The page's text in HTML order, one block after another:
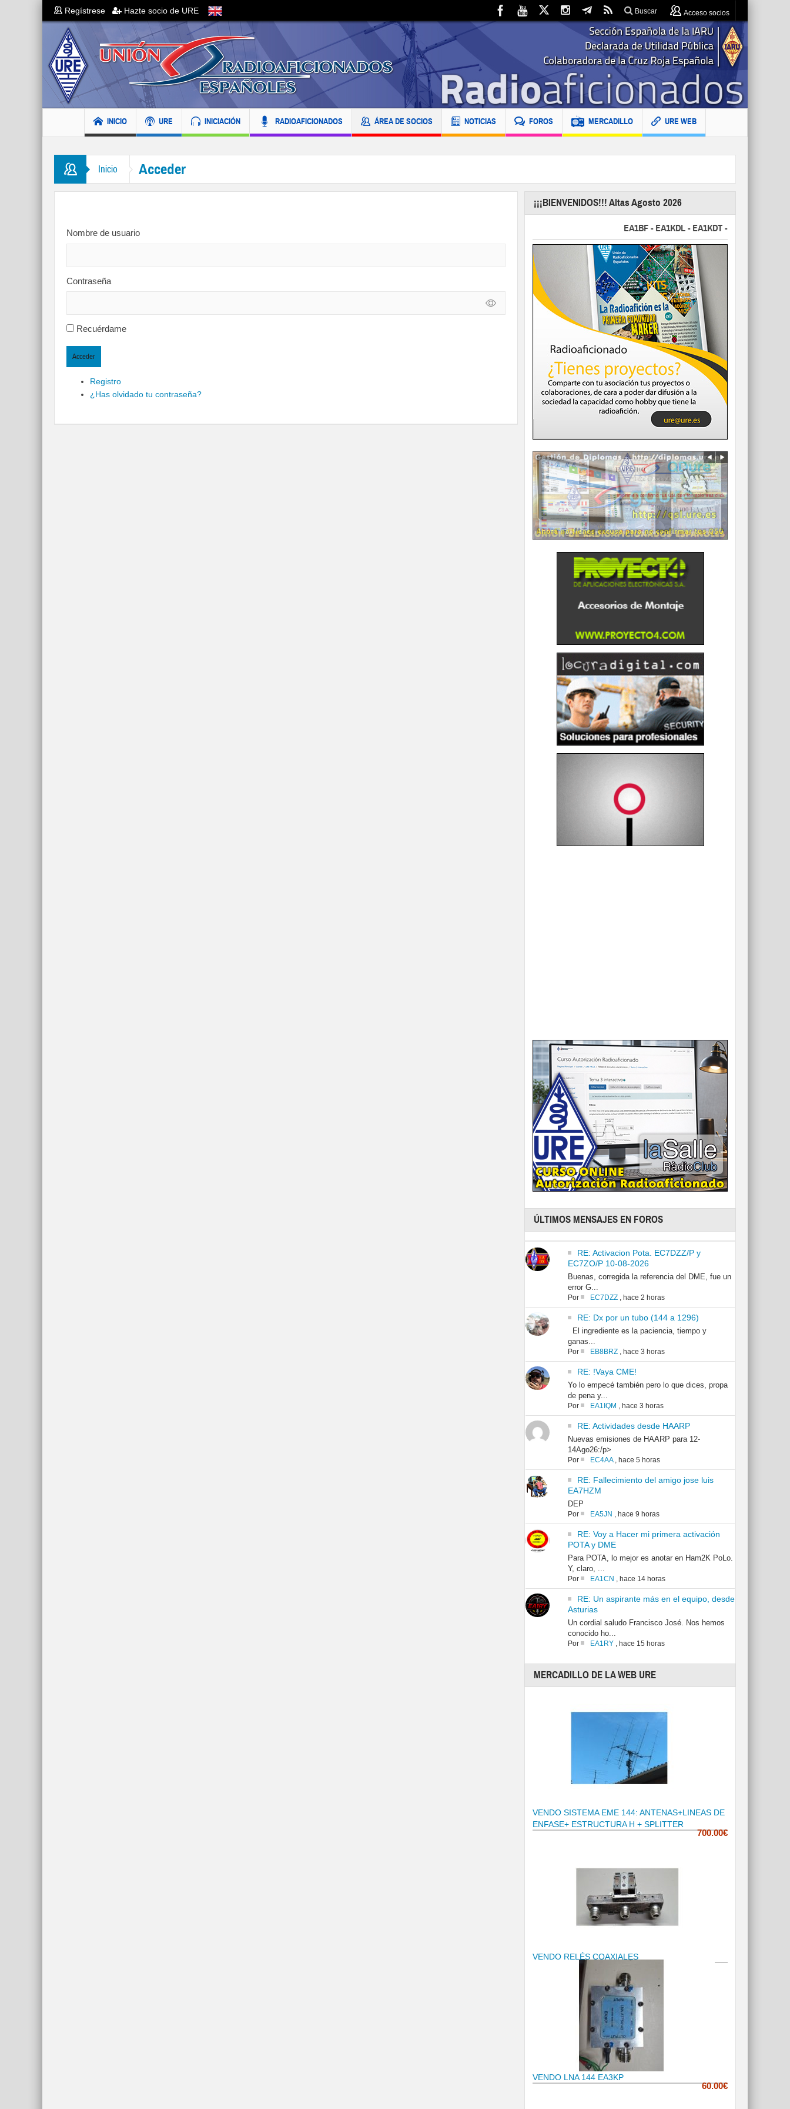
Regístrese Hazte socio de URE Buscar Acceso socios
INICIO URE INICIACIÓN RADIOAFICIONADOS ÁREA DE SOCIOS NOTICIAS FOROS MERCADILLO URE WEB
Inicio Acceder
Nombre de usuario
Contraseña
Recuérdame
Acceder
Registro
¿Has olvidado tu contraseña?
¡¡¡BIENVENIDOS!!! Altas Agosto 2026
EA1BF - EA1KDL - EA1KDT - EA2FBJ - EA2FJU -
ÚLTIMOS MENSAJES EN FOROS
RE: Activacion Pota. EC7DZZ/P y
EC7ZO/P 10-08-2026
Buenas, corregida la referencia del DME, fue un
error G...
Por EC7DZZ, hace 2 horas
RE: Dx por un tubo (144 a 1296)
El ingrediente es la paciencia, tiempo y
ganas...
Por EB8BRZ, hace 3 horas
RE: !Vaya CME!
Yo lo empecé también pero lo que dices, propa
de pena y...
Por EA1IQM , hace 3 horas
RE: Actividades desde HAARP
Nuevas emisiones de HAARP para 12-
14Ago26:/p>
Por EC4AA, hace 5 horas
RE: Fallecimiento del amigo jose luis
EA7HZM
DEP
Por EA5JN , hace 9 horas
RE: Voy a Hacer mi primera activación
POTA y DME
Para POTA, lo mejor es anotar en Ham2K PoLo.
Y, claro, ...
Por EA1CN , hace 14 horas
RE: Un aspirante más en el equipo, desde
Asturias
Un cordial saludo Francisco José. Nos hemos
conocido ho...
Por EA1RY, hace 15 horas
MERCADILLO DE LA WEB URE
VENDO SISTEMA EME 144: ANTENAS+LINEAS DE
ENFASE+ ESTRUCTURA H + SPLITTER
700.00€
VENDO RELÉS COAXIALES
VENDO LNA 144 EA3KP
60.00€